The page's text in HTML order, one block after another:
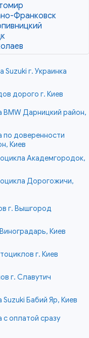
Франковск
Suzuki г. Украинка
дорого г. Киев
BMW Дарницкий район,
по доверенности
Киев
Академгородок,
Дорогожичи,
г. Вышгород
Киев
г. Киев
г. Славутич
Бабий Яр, Киев
с оплатой сразу